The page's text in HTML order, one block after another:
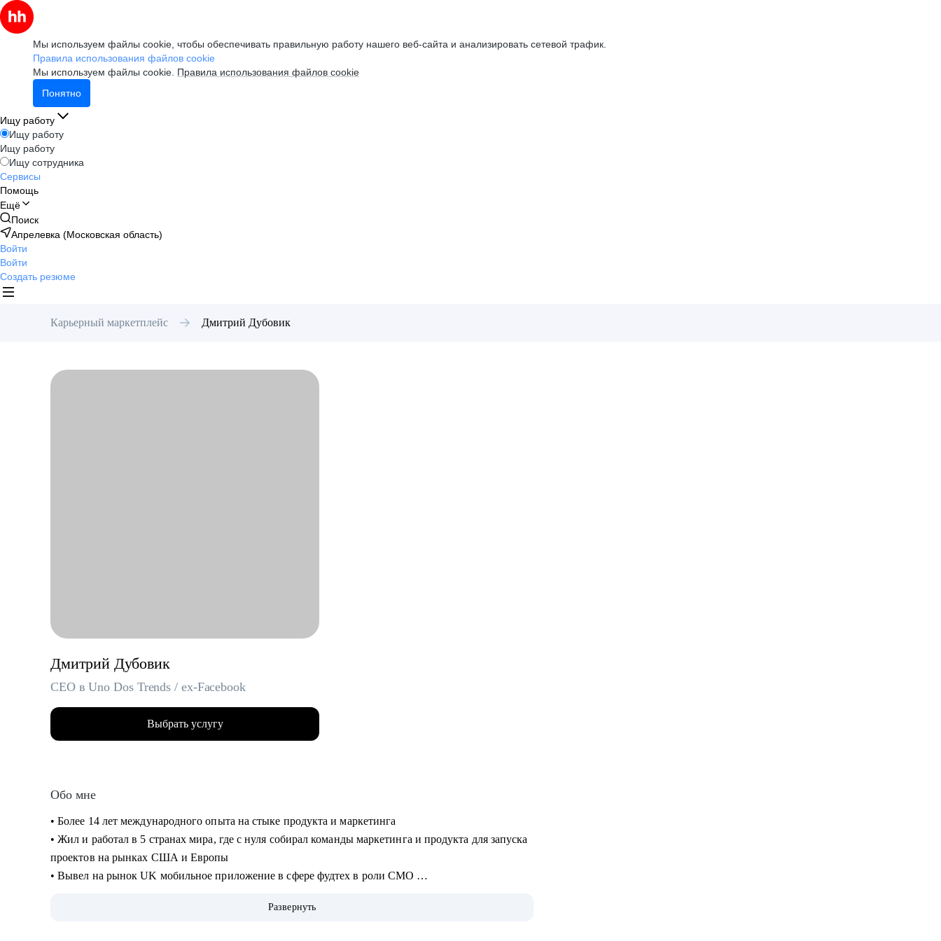
Мы используем файлы cookie, чтобы обеспечивать правильную работу нашего веб-сайта и анализировать сетевой трафик.
Правила использования файлов cookie
Мы используем файлы cookie. Правила использования файлов cookie
Понятно
Ищу работу
Ищу работу
Ищу работу
Ищу сотрудника
Сервисы
Помощь
Ещё
Поиск
Апрелевка (Московская область)
Войти
Войти
Создать резюме
Карьерный маркетплейс Дмитрий Дубовик
Дмитрий Дубовик
CEO в Uno Dos Trends / ex-Facebook
Выбрать услугу
Обо мне
• Более 14 лет международного опыта на стыке продукта и маркетинга
• Жил и работал в 5 странах мира, где с нуля собирал команды маркетинга и продукта для запуска
проектов на рынках США и Европы
• Вывел на рынок UK мобильное приложение в сфере фудтех в роли CMO
• Сейчас CEO и сооснователь платформы для запуска кампаний с блогерами Uno Dos Trends
Развернуть